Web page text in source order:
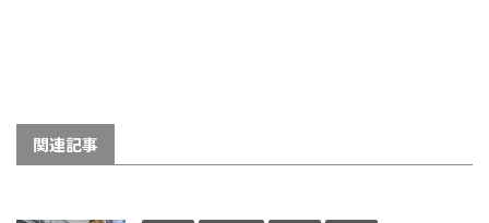
関連記事